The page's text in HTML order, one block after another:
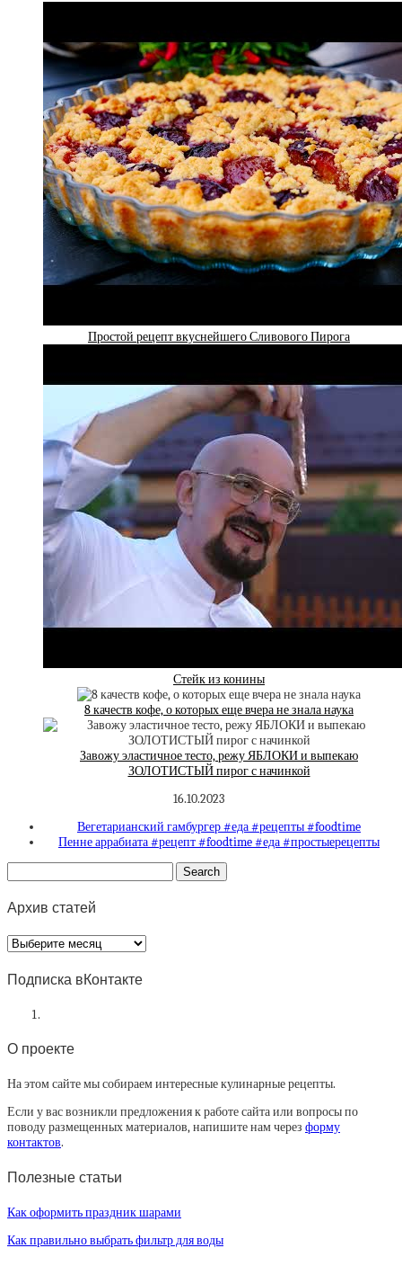
Простой рецепт вкуснейшего Сливового Пирога
Стейк из конины
8 качеств кофе, о которых еще вчера не знала наука
Завожу эластичное тесто, режу ЯБЛОКИ и выпекаю
ЗОЛОТИСТЫЙ пирог с начинкой
16.10.2023
Вегетарианский гамбургер #еда #рецепты #foodtime
Пенне аррабиата #рецепт #foodtime #еда #простыерецепты
Архив статей
Архив
статей
Подписка вКонтакте
О проекте
На этом сайте мы собираем интересные кулинарные рецепты.
Если у вас возникли предложения к работе сайта или вопросы по
поводу размещенных материалов, напишите нам через форму
контактов.
Полезные статьи
Как оформить праздник шарами
Как правильно выбрать фильтр для воды